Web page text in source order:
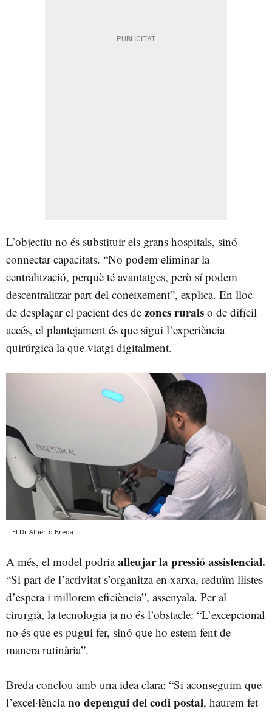
L’objectiu no és substituir els grans hospitals, sinó
connectar capacitats. “No podem eliminar la
centralització, perquè té avantatges, però sí podem
descentralitzar part del coneixement”, explica. En lloc
de desplaçar el pacient des de zones rurals o de difícil
accés, el plantejament és que sigui l’experiència
quirúrgica la que viatgi digitalment.
El Dr Alberto Breda
A més, el model podriaalleujar la pressió assistencial.
“Si part de l’activitat s’organitza en xarxa, reduïm llistes
d’espera i millorem eficiència”, assenyala. Per al
cirurgià, la tecnologia ja no és l’obstacle: “L’excepcional
no és que es pugui fer, sinó que ho estem fent de
manera rutinària”.
Breda conclou amb una idea clara: “Si aconseguim que
l’excel·lènciano depengui del codi postal, haurem fet